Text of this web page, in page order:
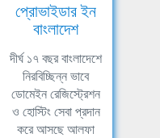
প্রোভাইডার ইন
বাংলাদেশ
দীর্ঘ ১৭ বছর বাংলাদেশে
নিরবিচ্ছিন্ন ভাবে
ডোমেইন রেজিস্ট্রেশন
ও হোস্টিং সেবা প্রদান
করে আসছে আলফা